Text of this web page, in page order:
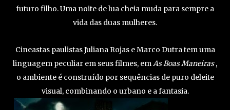
futuro filho. Uma noite de lua cheia muda para sempre a
vida das duas mulheres.​
Cineastas paulistas Juliana Rojas e Marco Dutra tem uma
linguagem peculiar em seus filmes, em As Boas Maneiras,
o ambiente é construído por sequências de puro deleite
visual, combinando o urbano e a fantasia.